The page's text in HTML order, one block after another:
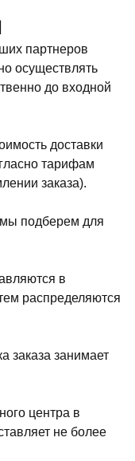
партнеров
осуществлять
до входной
доставки
тарифам
заказа).
мы подберем для
в
распределяются
заказа занимает
центра в
не более